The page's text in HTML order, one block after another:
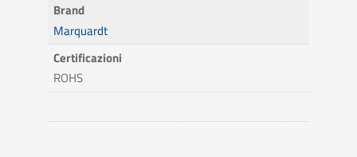
Brand
Marquardt
Certificazioni
ROHS